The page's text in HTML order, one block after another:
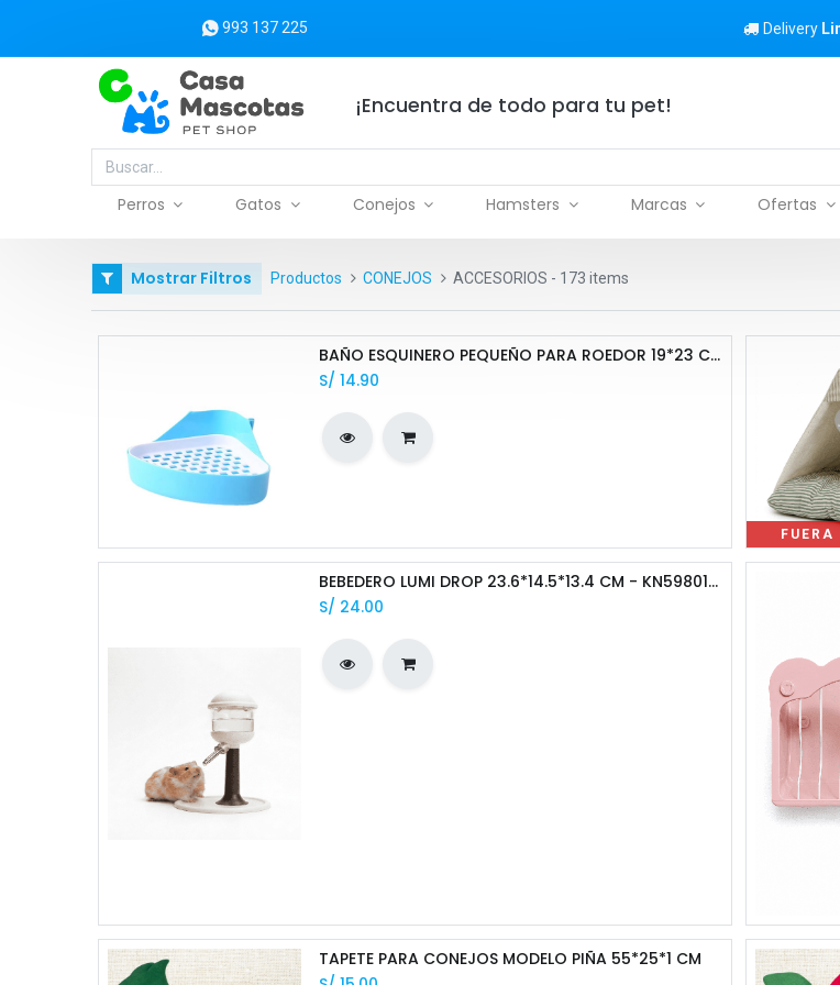
993 137 225 Delivery
¡Encuentra de todo para tu pet!
Perros Gatos Conejos Hamsters Marcas Ofertas
Mostrar Filtros Productos CONEJOS ACCESORIOS - 173 items
BAÑO ESQUINERO PEQUEÑO PARA ROEDOR 19*23 CM
S/ 14.90
FUERA
BEBEDERO LUMI DROP 23.6*14.5*13.4 CM - KN5980115
S/ 24.00
TAPETE PARA CONEJOS MODELO PIÑA 55*25*1 CM